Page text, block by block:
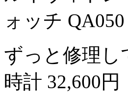
ォッチ
ずっと修理し
時計 32,600円